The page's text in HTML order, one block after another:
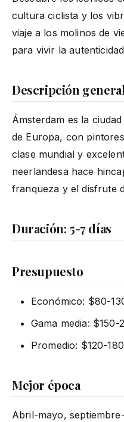
cultura ciclista y los
viaje a los molinos de
para vivir la
Descripción
Ámsterdam es la
de Europa, con
clase mundial y
neerlandesa hace
franqueza y el disfrute
Duración: 5-7 días
Presupuesto
Económico: $80-
Gama media: $150-
Promedio: $120-
Mejor época
Abril-mayo,